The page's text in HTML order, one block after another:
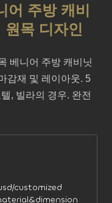
어 주방 캐비
목 디자인
베니어 주방 캐비닛
감재 및 레이아웃. 5
, 빌라의 경우. 완전
customized